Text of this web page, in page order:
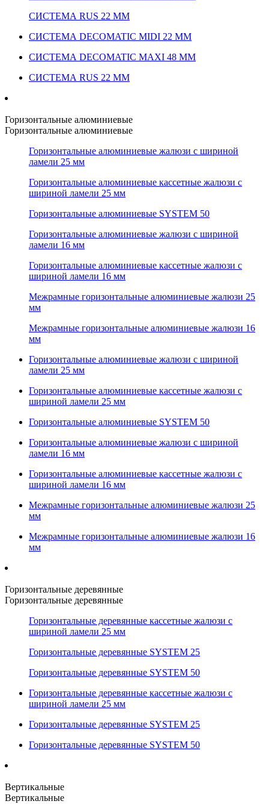
СИСТЕМА RUS 22 ММ
СИСТЕМА DECOMATIC MIDI 22 ММ
СИСТЕМА DECOMATIC MAXI 48 ММ
СИСТЕМА RUS 22 ММ
Горизонтальные алюминиевые
Горизонтальные алюминиевые
Горизонтальные алюминиевые жалюзи с шириной
ламели 25 мм
Горизонтальные алюминиевые кассетные жалюзи с
шириной ламели 25 мм
Горизонтальные алюминиевые SYSTEM 50
Горизонтальные алюминиевые жалюзи с шириной
ламели 16 мм
Горизонтальные алюминиевые кассетные жалюзи с
шириной ламели 16 мм
Межрамные горизонтальные алюминиевые жалюзи 25
мм
Межрамные горизонтальные алюминиевые жалюзи 16
мм
Горизонтальные алюминиевые жалюзи с шириной
ламели 25 мм
Горизонтальные алюминиевые кассетные жалюзи с
шириной ламели 25 мм
Горизонтальные алюминиевые SYSTEM 50
Горизонтальные алюминиевые жалюзи с шириной
ламели 16 мм
Горизонтальные алюминиевые кассетные жалюзи с
шириной ламели 16 мм
Межрамные горизонтальные алюминиевые жалюзи 25
мм
Межрамные горизонтальные алюминиевые жалюзи 16
мм
Горизонтальные деревянные
Горизонтальные деревянные
Горизонтальные деревянные кассетные жалюзи с
шириной ламели 25 мм
Горизонтальные деревянные SYSTEM 25
Горизонтальные деревянные SYSTEM 50
Горизонтальные деревянные кассетные жалюзи с
шириной ламели 25 мм
Горизонтальные деревянные SYSTEM 25
Горизонтальные деревянные SYSTEM 50
Вертикальные
Вертикальные